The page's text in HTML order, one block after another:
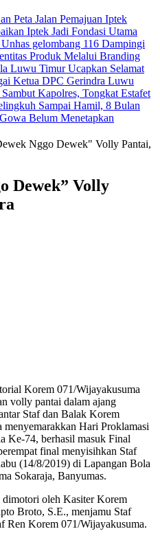
Peta Jalan Pemajuan Iptek
Iptek Jadi Fondasi Utama
gelombang 116 Dampingi
Produk Melalui Branding
Luwu Timur Ucapkan Selamat
Ketua DPC Gerindra Luwu
Kapolres, Tongkat Estafet
Sampai Hamil, 8 Bulan
Belum Menetapkan
Nggo Dewek" Volly Pantai,
Dewek” Volly
Korem 071/Wijayakusuma
volly pantai dalam ajang
Staf dan Balak Korem
Hari Proklamasi
Ke-74, berhasil masuk Final
final menyisihkan Staf
(14/8/2019) di Lapangan Bola
Sokaraja, Banyumas.
oleh Kasiter Korem
Broto, S.E., menjamu Staf
Ren Korem 071/Wijayakusuma.